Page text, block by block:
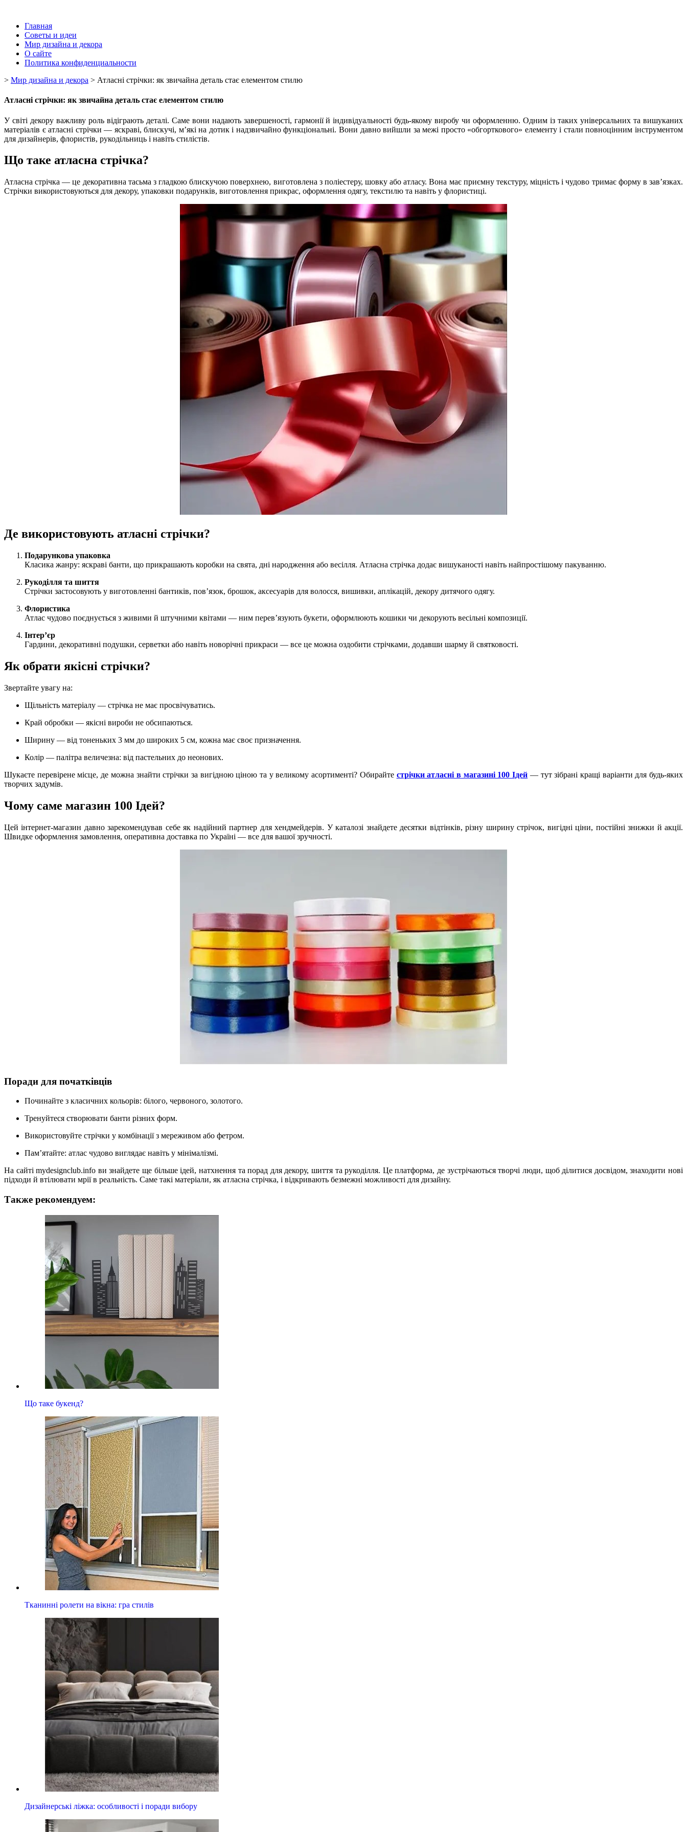
Главная
Советы и идеи
Мир дизайна и декора
О сайте
Политика конфиденциальности
> Мир дизайна и декора > Атласні стрічки: як звичайна деталь стає елементом стилю
Атласні стрічки: як звичайна деталь стає елементом стилю
У світі декору важливу роль відіграють деталі. Саме вони надають завершеності, гармонії й індивідуальності будь-якому виробу чи оформленню. Одним із таких універсальних та вишуканих
матеріалів є атласні стрічки — яскраві, блискучі, м’які на дотик і надзвичайно функціональні. Вони давно вийшли за межі просто «обгорткового» елементу і стали повноцінним інструментом
для дизайнерів, флористів, рукодільниць і навіть стилістів.
Що таке атласна стрічка?
Атласна стрічка — це декоративна тасьма з гладкою блискучою поверхнею, виготовлена з поліестеру, шовку або атласу. Вона має приємну текстуру, міцність і чудово тримає форму в зав’язках.
Стрічки використовуються для декору, упаковки подарунків, виготовлення прикрас, оформлення одягу, текстилю та навіть у флористиці.
Де використовують атласні стрічки?
Подарункова упаковка
Класика жанру: яскраві банти, що прикрашають коробки на свята, дні народження або весілля. Атласна стрічка додає вишуканості навіть найпростішому пакуванню.
Рукоділля та шиття
Стрічки застосовують у виготовленні бантиків, пов’язок, брошок, аксесуарів для волосся, вишивки, аплікацій, декору дитячого одягу.
Флористика
Атлас чудово поєднується з живими й штучними квітами — ним перев’язують букети, оформлюють кошики чи декорують весільні композиції.
Інтер’єр
Гардини, декоративні подушки, серветки або навіть новорічні прикраси — все це можна оздобити стрічками, додавши шарму й святковості.
Як обрати якісні стрічки?
Звертайте увагу на:
Щільність матеріалу — стрічка не має просвічуватись.
Край обробки — якісні вироби не обсипаються.
Ширину — від тоненьких 3 мм до широких 5 см, кожна має своє призначення.
Колір — палітра величезна: від пастельних до неонових.
Шукаєте перевірене місце, де можна знайти стрічки за вигідною ціною та у великому асортименті? Обирайте стрічки атласні в магазині 100 Ідей — тут зібрані кращі варіанти для будь-яких
творчих задумів.
Чому саме магазин 100 Ідей?
Цей інтернет-магазин давно зарекомендував себе як надійний партнер для хендмейдерів. У каталозі знайдете десятки відтінків, різну ширину стрічок, вигідні ціни, постійні знижки й акції.
Швидке оформлення замовлення, оперативна доставка по Україні — все для вашої зручності.
Поради для початківців
Починайте з класичних кольорів: білого, червоного, золотого.
Тренуйтеся створювати банти різних форм.
Використовуйте стрічки у комбінації з мереживом або фетром.
Пам’ятайте: атлас чудово виглядає навіть у мінімалізмі.
На сайті mydesignclub.info ви знайдете ще більше ідей, натхнення та порад для декору, шиття та рукоділля. Це платформа, де зустрічаються творчі люди, щоб ділитися досвідом, знаходити нові
підходи й втілювати мрії в реальність. Саме такі матеріали, як атласна стрічка, і відкривають безмежні можливості для дизайну.
Также рекомендуем:
Що таке букенд?
Тканинні ролети на вікна: гра стилів
Дизайнерські ліжка: особливості і поради вибору